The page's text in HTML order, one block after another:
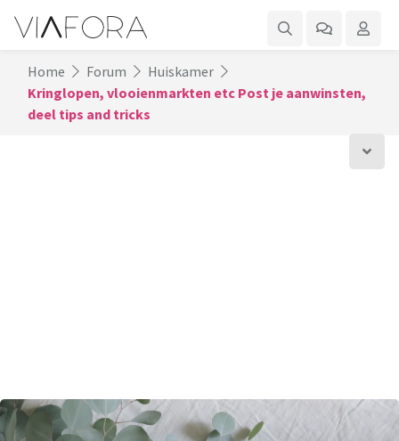
Home Forum
Huiskamer
Kringlopen, vlooienmarkten etc Post je aanwinsten,
deel tips and tricks